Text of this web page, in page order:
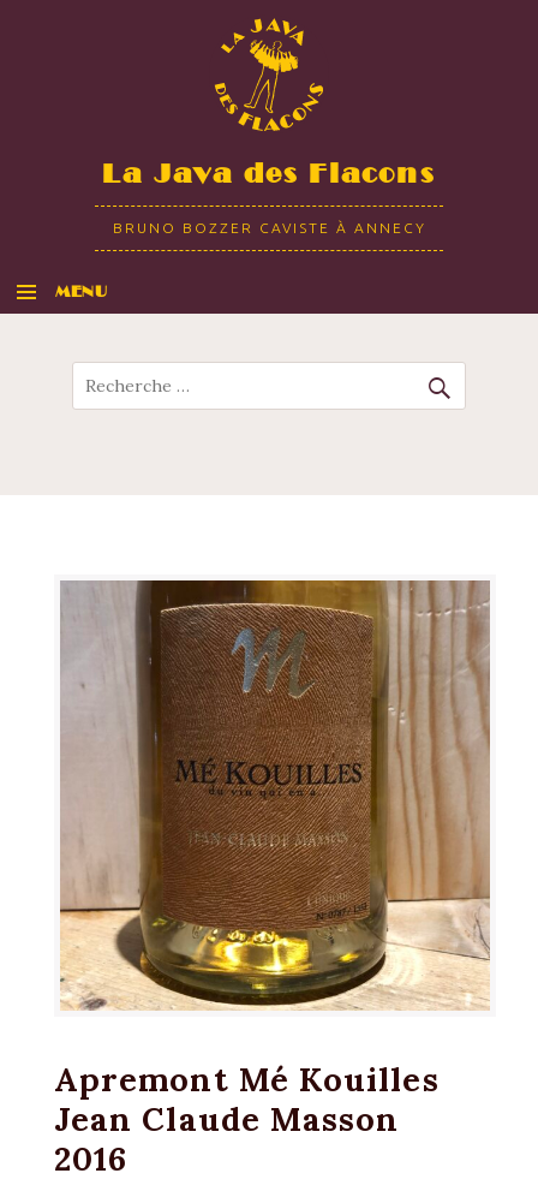
La Java des Flacons
BRUNO BOZZER CAVISTE À ANNECY
MENU
Recherche
Apremont Mé Kouilles
Jean Claude Masson
2016